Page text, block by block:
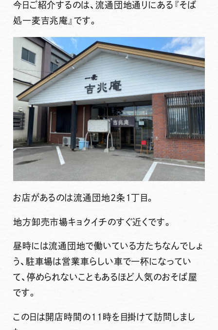
今日ご紹介するのは、流通団地通りにある 『そば
処一麦吉兆庵』です。
お店があるのは流通団地2条１丁目。
地方卸売市場キョクイチのすぐ近くです。
昼時には流通団地で働いている方たちなんでしょ
う、駐車場は営業車らしい車で一杯になってい
て、停められないこともあるほど人気のおそば屋
です。
この日は開店時間の11時を目掛けて訪問しまし